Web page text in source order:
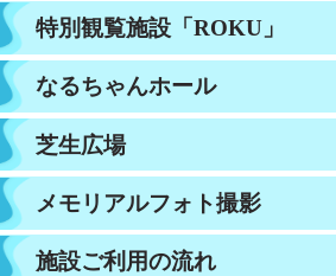
設備比較表
特別観覧施設「ROKU」
なるちゃんホール
芝生広場
メモリアルフォト撮影
施設ご利用の流れ